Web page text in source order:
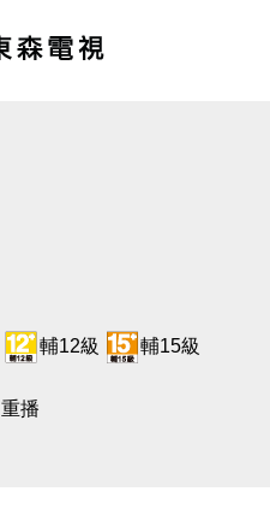
輔12級 輔15級
重播